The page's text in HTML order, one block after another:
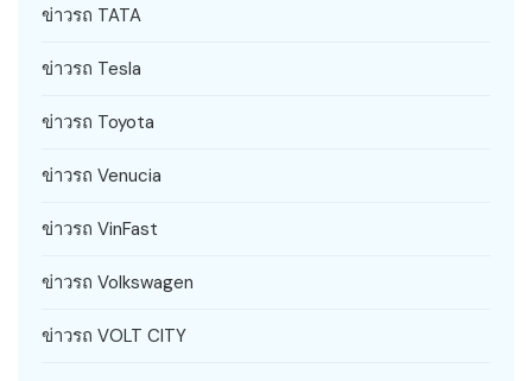
ข่าวรถ TATA
ข่าวรถ Tesla
ข่าวรถ Toyota
ข่าวรถ Venucia
ข่าวรถ VinFast
ข่าวรถ Volkswagen
ข่าวรถ VOLT CITY